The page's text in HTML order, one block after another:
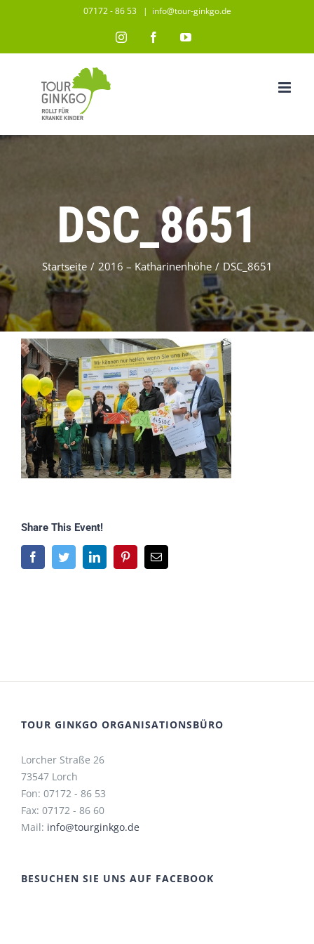
07172 - 86 53 | info@tour-ginkgo.de
InstagramFacebookYouTube
DSC_8651
Startseite / 2016 – Katharinenhöhe / DSC_8651
Share This Event!
FacebookTwitterLinkedInPinterestE-
Mail
TOUR GINKGO ORGANISATIONSBÜRO
Lorcher Straße 26
73547 Lorch
Fon: 07172 - 86 53
Fax: 07172 - 86 60
Mail: info@tourginkgo.de
BESUCHEN SIE UNS AUF FACEBOOK